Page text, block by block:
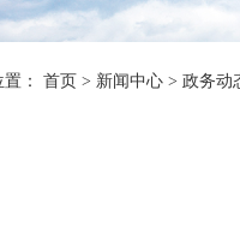
： 首页 > 新闻中心 > 政务动